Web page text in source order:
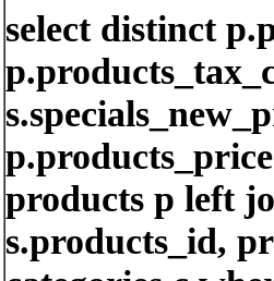
select distinct
products p left
s.products_id,